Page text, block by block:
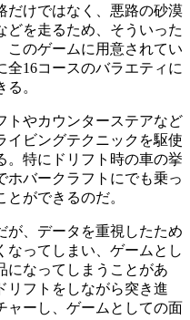
だけではなく、悪路の砂漠
どを走るため、そういった
このゲームに用意されてい
全16コースのバラエティに
。
トやカウンターステアなど
イビングテクニックを駆使
。特にドリフト時の車の挙
ホバークラフトにでも乗っ
ができるのだ。
が、データを重視したため
なってしまい、ゲームとし
になってしまうことがあ
リフトをしながら突き進
ャーし、ゲームとしての面